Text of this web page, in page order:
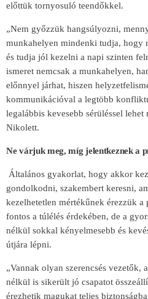
előttük tornyosuló teendőkkel.
„Nem győzzük hangsúlyozni,
munkahelyen mindenki tudja, hogy
és tudja jól kezelni a napi szinten
ismeret nemcsak a munkahelyen,
előnnyel járhat, hiszen
kommunikációval a legtöbb
legalábbis kevesebb sérüléssel
Nikolett.
Ne várjuk meg, míg jelentkeznek a
Általános gyakorlat, hogy akkor
gondolkodni, szakembert keresni,
kezelhetetlen mértékűnek érezzük a
fontos a túlélés érdekében, de a
nélkül sokkal kényelmesebb és
útjára lépni.
„Vannak olyan szerencsés vezetők,
nélkül is sikerült jó csapatot
érezhetik magukat teljes